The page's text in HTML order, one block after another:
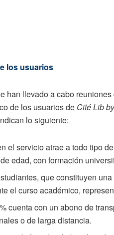
los usuarios
han llevado a cabo
de los usuarios de Cité Lib
lo siguiente:
el servicio atrae a todo tipo
edad, con formación
que constituyen
el curso académico,
cuenta con un abono de
o de larga distancia.